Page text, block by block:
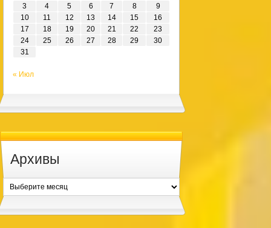
3
4 5 6 7 8
9
10
11 12 13 14 15
16
17
18 19 20 21 22
23
24
25 26 27 28 29
30
31
« Июл
Архивы
Архивы